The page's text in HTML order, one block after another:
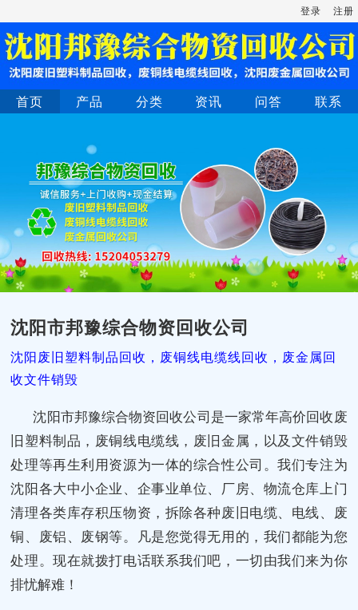
登录 注册
首页 产品 分类 资讯 问答 联系
沈阳市邦豫综合物资回收公司
沈阳废旧塑料制品回收，废铜线电缆线回收，废金属回
收文件销毁
沈阳市邦豫综合物资回收公司是一家常年高价回收废
旧塑料制品，废铜线电缆线，废旧金属，以及文件销毁
处理等再生利用资源为一体的综合性公司。我们专注为
沈阳各大中小企业、企事业单位、厂房、物流仓库上门
清理各类库存积压物资，拆除各种废旧电缆、电线、废
铜、废铝、废钢等。凡是您觉得无用的，我们都能为您
处理。现在就拨打电话联系我们吧，一切由我们来为你
排忧解难！